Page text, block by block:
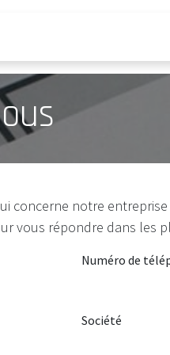
concerne notre entreprise
vous répondre dans les
Numéro de
Société